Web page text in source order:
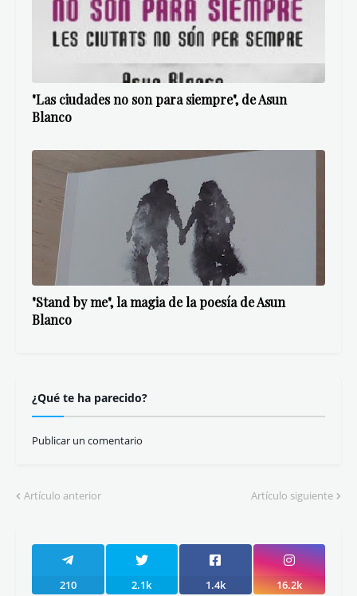
"Las ciudades no son para siempre", de Asun
Blanco
"Stand by me", la magia de la poesía de Asun
Blanco
¿Qué te ha parecido?
Publicar un comentario
Artículo anterior Artículo siguiente
210 2.1k 1.4k 16.2k